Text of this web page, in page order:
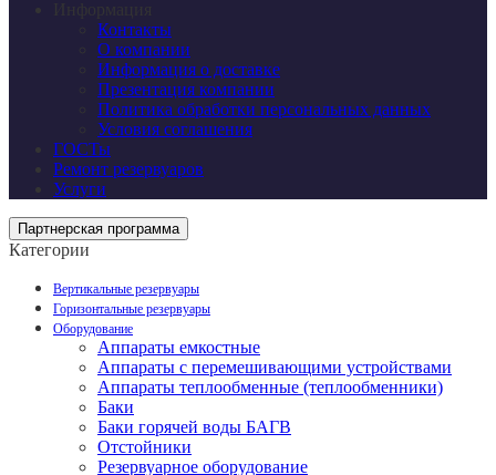
Контакты
О компании
Информация о доставке
Презентация компании
Политика обработки персональных данных
Условия соглашения
ГОСТы
Ремонт резервуаров
Услуги
Партнерская программа
Категории
Вертикальные резервуары
Горизонтальные резервуары
Оборудование
Аппараты емкостные
Аппараты с перемешивающими устройствами
Аппараты теплообменные (теплообменники)
Баки
Баки горячей воды БАГВ
Отстойники
Резервуарное оборудование